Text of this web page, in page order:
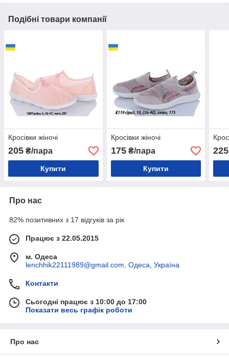
Подібні товари компанії
Кросівки жіночі
205 ₴/пара
Купити
Кросівки жіночі
175₴/пара
Купити
225
Про нас
82% позитивних з 17 відгуків за рік
Працює з 22.05.2015
м. Одеса
lenchhik22111989@gmail.com, Одеса, Україна
Контакти
Сьогодні працює з 10:00 до 17:00
Показати весь графік роботи
Про нас